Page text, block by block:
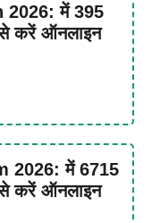
में 395
से करें ऑनलाइन
2026: में 6715
से करें ऑनलाइन